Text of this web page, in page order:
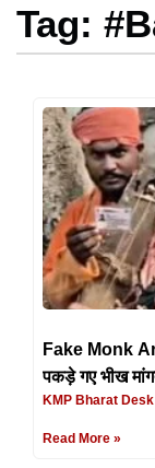
Tag:
Fake Monk
पकड़े गए भीख
KMP Bharat Desk
Read More »